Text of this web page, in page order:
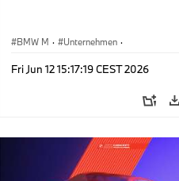
BMW M · Unternehmen ·
Fri Jun 12 15:17:19 CEST 2026